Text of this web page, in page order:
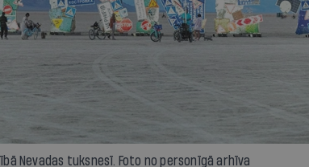
Nevadas tuksnesī. Foto no personīgā arhīva